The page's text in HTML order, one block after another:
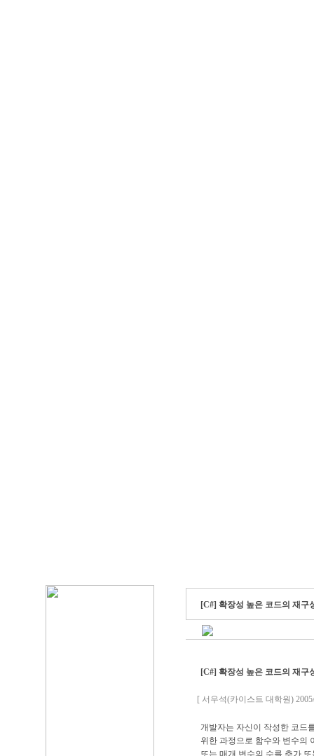
[C#] 확장성 높은 코드의 재구
[C#] 확장성 높은 코드의 재구
[ 서우석(카이스트 대학원)
개발자는 자신이 작성한 코드
위한 과정으로 함수와 변수의
또는 매개 변수의 수를 추가